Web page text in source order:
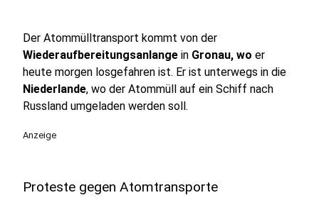
Der Atommülltransport kommt von der
Wiederaufbereitungsanlange in Gronau, wo er
heute morgen losgefahren ist. Er ist unterwegs in die
Niederlande, wo der Atommüll auf ein Schiff nach
Russland umgeladen werden soll.
Anzeige
Proteste gegen Atomtransporte